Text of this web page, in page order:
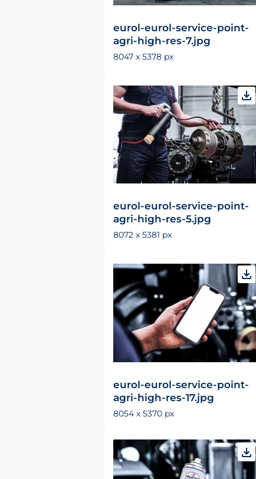
eurol-eurol-service-point-
agri-high-res-7.jpg
8047 x 5378 px
eurol-eurol-service-point-
agri-high-res-5.jpg
8072 x 5381 px
eurol-eurol-service-point-
agri-high-res-17.jpg
8054 x 5370 px